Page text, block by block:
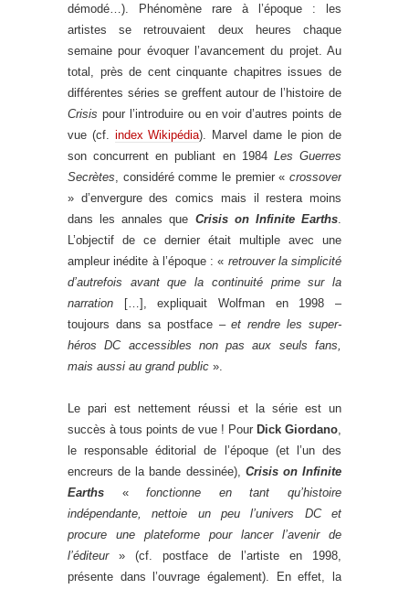
démodé…). Phénomène rare à l’époque : les
artistes se retrouvaient deux heures chaque
semaine pour évoquer l’avancement du projet. Au
total, près de cent cinquante chapitres issues de
différentes séries se greffent autour de l’histoire de
Crisis pour l’introduire ou en voir d’autres points de
vue (cf. index Wikipédia). Marvel dame le pion de
son concurrent en publiant en 1984 Les Guerres
Secrètes , considéré comme le premier « crossover
» d’envergure des comics mais il restera moins
dans les annales que Crisis on Infinite Earths
L’objectif de ce dernier était multiple avec une
ampleur inédite à l’époque : « retrouver la simplicité
d’autrefois avant que la continuité prime sur la
narration […], expliquait Wolfman en 1998 –
toujours dans sa postface –et rendre les super-
héros DC accessibles non pas aux seuls fans,
mais aussi au grand public ».
Le pari est nettement réussi et la série est un
succès à tous points de vue ! Pour Dick Giordano
le responsable éditorial de l’époque (et l’un des
encreurs de la bande dessinée), Crisis on Infinite
Earths «fonctionne en tant qu’histoire
indépendante, nettoie un peu l’univers DC et
procure une plateforme pour lancer l’avenir de
l’éditeur» (cf. postface de l’artiste en 1998,
présente dans l’ouvrage également). En effet, la